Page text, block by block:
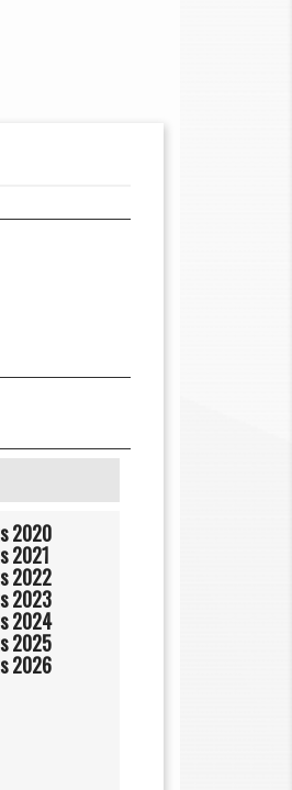
2020
2021
2022
2023
2024
2025
2026